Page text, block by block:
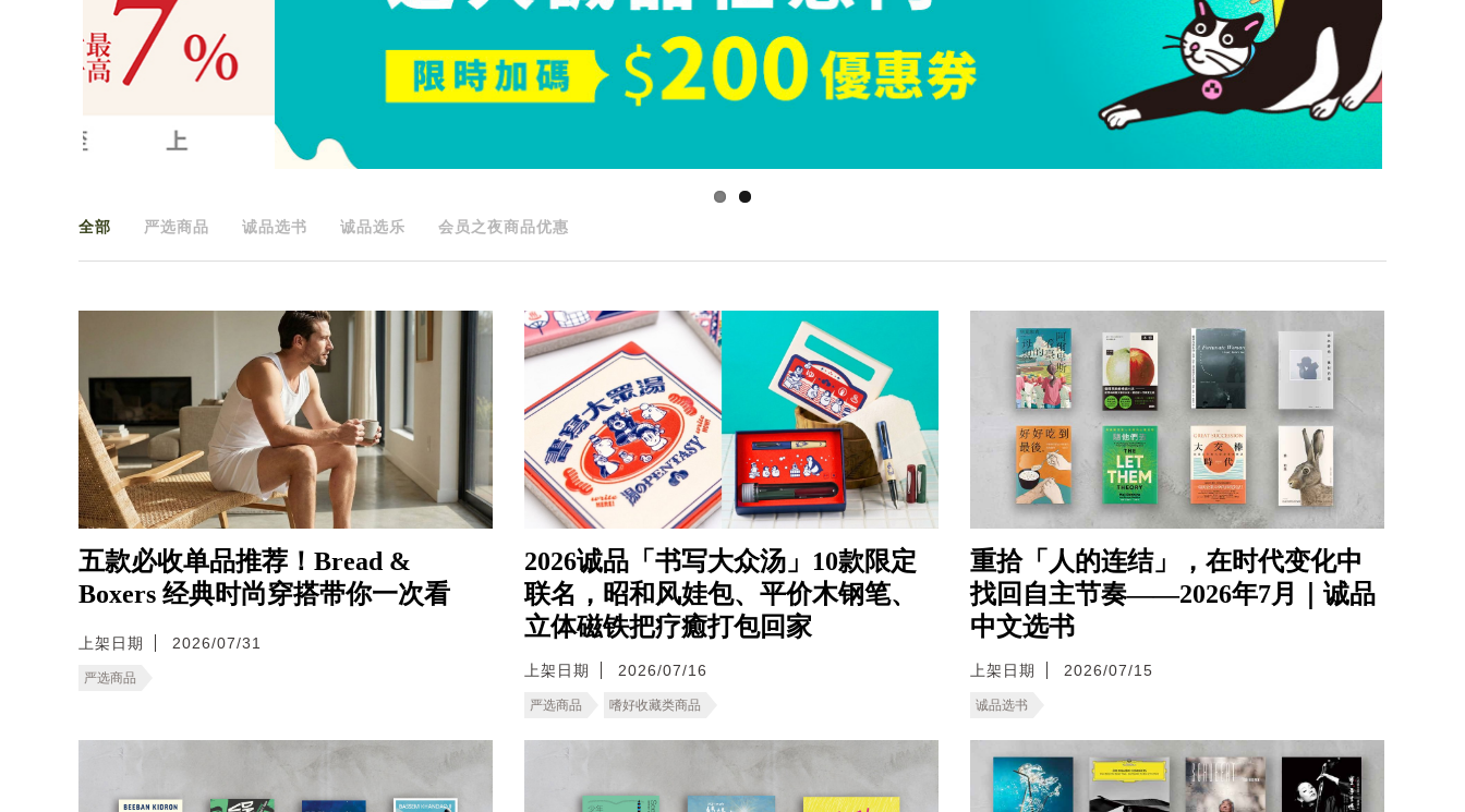
全部 严选商品 诚品选书 诚品选乐 会员之夜商品优惠
五款必收单品推荐！Bread &
Boxers 经典时尚穿搭带你一次看
上架日期 2026/07/31
严选商品
2026诚品「书写大众汤」10款限定
联名，昭和风娃包、平价木钢笔、
立体磁铁把疗癒打包回家
上架日期 2026/07/16
严选商品 嗜好收藏类商品
重拾「人的连结」，在时代变化中
找回自主节奏——2026年7月｜诚品
中文选书
上架日期 2026/07/15
诚品选书